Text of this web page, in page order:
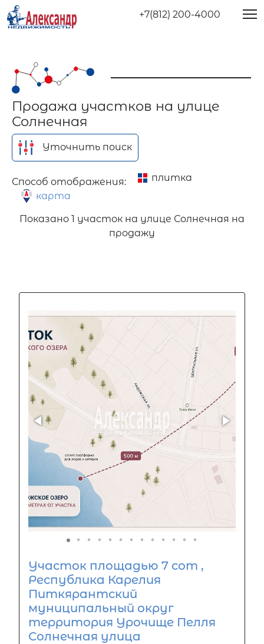
+7(812) 200-4000
Продажа участков на улице
Солнечная
Уточнить поиск
Способ отображения:
плитка
карта
Показано 1 участок на улице Солнечная на
продажу
Участок площадью 7 сот ,
Республика Карелия
Питкярантский
муниципальный округ
территория Урочище Пелля
Солнечная улица